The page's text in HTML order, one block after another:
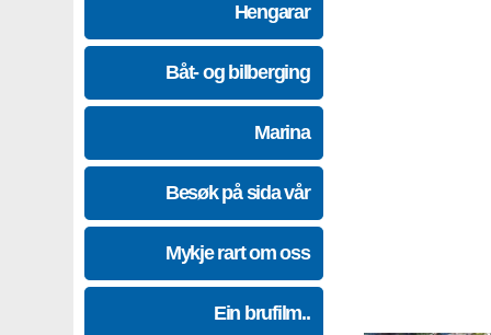
Hengarar
Båt- og bilberging
Marina
Besøk på sida vår
Mykje rart om oss
Ein brufilm..